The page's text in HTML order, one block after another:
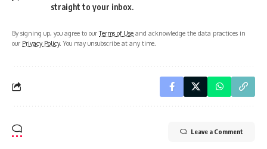
straight to your inbox.
By signing up, you agree to ourTerms of Use and acknowledge the data practices in
our Privacy Policy. You may unsubscribe at any time.
Leave a Comment